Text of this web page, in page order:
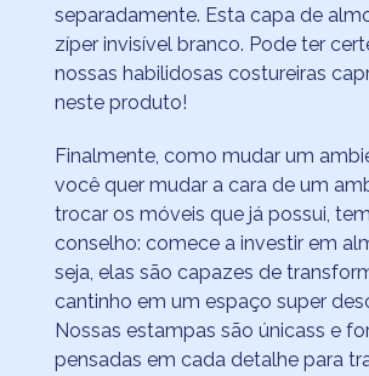
separadamente. Esta capa de
zíper invisível branco. Pode ter
nossas habilidosas costureiras
neste produto!
Finalmente, como mudar um
você quer mudar a cara de um
trocar os móveis que já possui,
conselho: comece a investir em
seja, elas são capazes de
cantinho em um espaço super
Nossas estampas são únicass e
pensadas em cada detalhe para